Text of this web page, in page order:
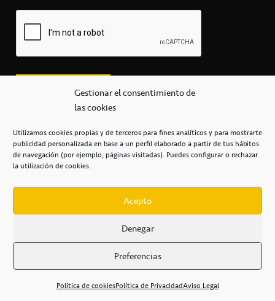
Gestionar el consentimiento de
las cookies
Utilizamos cookies propias y de terceros para fines analíticos y para mostrarte
publicidad personalizada en base a un perfil elaborado a partir de tus hábitos
de navegación (por ejemplo, páginas visitadas). Puedes configurar o rechazar
la utilización de cookies.
Acepto
Denegar
Preferencias
Política de cookiesPolítica de PrivacidadAviso Legal
secretaria@cbcanarias.es
+34 922 253 684
Casa del Deporte / 38108 – La Laguna
POLÍTICA DE PRIVACIDAD / POLÍTICA DE COOKIES /
AVISO LEGAL / CONDICIONES